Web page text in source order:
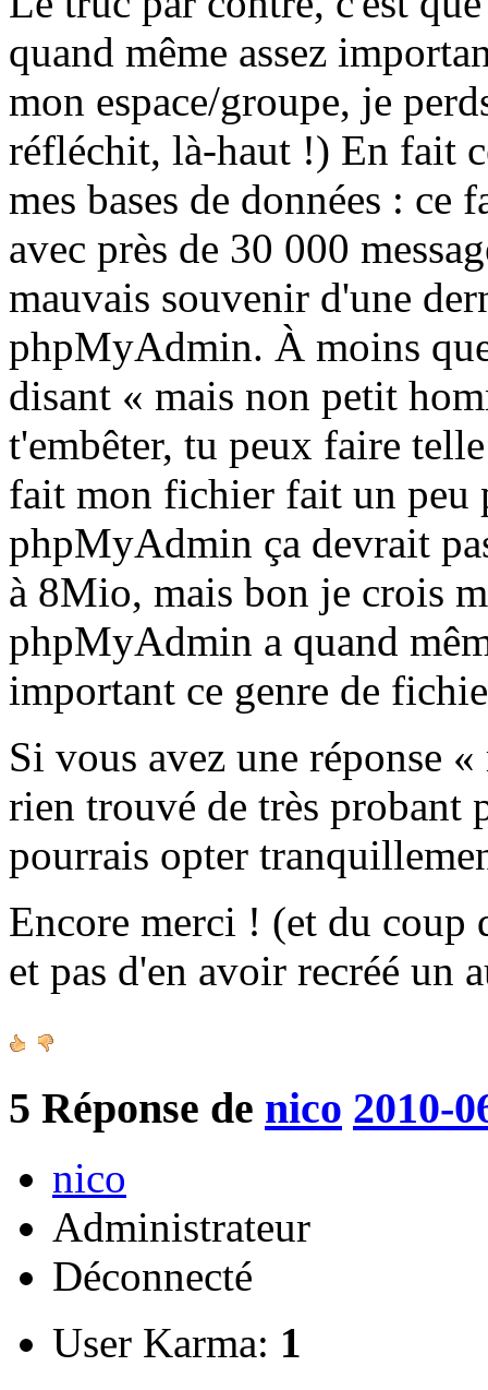
quand même assez
mon espace/groupe, je
réfléchit, là-haut !) En fait
mes bases de données :
avec près de 30 000
mauvais souvenir d'une
phpMyAdmin. À moins
disant « mais non petit
t'embêter, tu peux faire
fait mon fichier fait un peu
phpMyAdmin ça devrait
à 8Mio, mais bon je crois
phpMyAdmin a quand
important ce genre de
Si vous avez une réponse
rien trouvé de très probant
pourrais opter
Encore merci ! (et du coup
et pas d'en avoir recréé un
5 Réponse de nico 2010-
nico
Administrateur
Déconnecté
User Karma: 1